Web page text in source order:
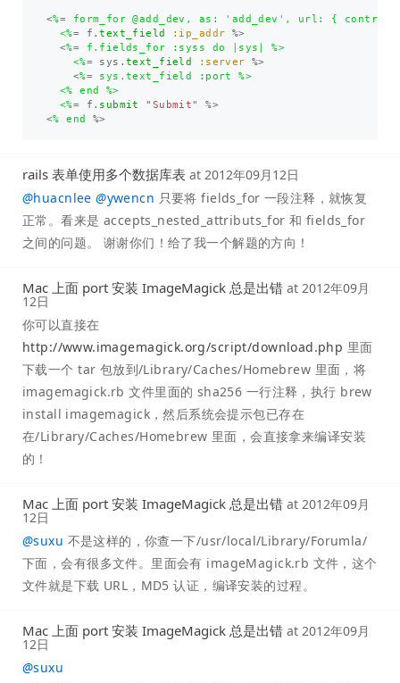
<%= form_for @add_dev, as: 'add_dev', url: {
  <%=
f .text_field :ip_addr
%>
<%= f.fields_for :syss do |sys| %>
    <%=
sys .text_field :server
%>
<%= sys.text_field :port %>
  <% end %>
  <%=
f . submit "Submit"
%>
<% end %>
rails 表单使用多个数据库表 at 2012年09月12日
@huacnlee @ywencn 只要将 fields_for 一段注释，就恢复
正常。看来是 accepts_nested_attributs_for 和 fields_for
之间的问题。 谢谢你们！给了我一个解题的方向！
Mac 上面 port 安装 ImageMagick 总是出错 at 2012年09月
12日
你可以直接在
http://www.imagemagick.org/script/download.php 里面
下载一个 tar 包放到/Library/Caches/Homebrew 里面，将
imagemagick.rb 文件里面的 sha256 一行注释，执行 brew
install imagemagick，然后系统会提示包已存在
在/Library/Caches/Homebrew 里面，会直接拿来编译安装
的！
Mac 上面 port 安装 ImageMagick 总是出错 at 2012年09月
12日
@suxu 不是这样的，你查一下/usr/local/Library/Forumla/
下面，会有很多文件。里面会有 imageMagick.rb 文件，这个
文件就是下载 URL，MD5 认证，编译安装的过程。
Mac 上面 port 安装 ImageMagick 总是出错 at 2012年09月
12日
@suxu